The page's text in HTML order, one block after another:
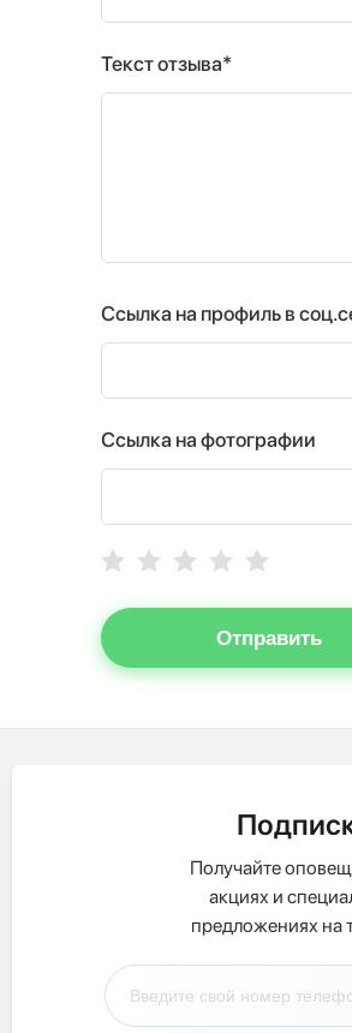
Текст отзыва*
Ссылка на профиль в
Ссылка на фотографии
Отправить
Получайте
акциях и
предложениях на